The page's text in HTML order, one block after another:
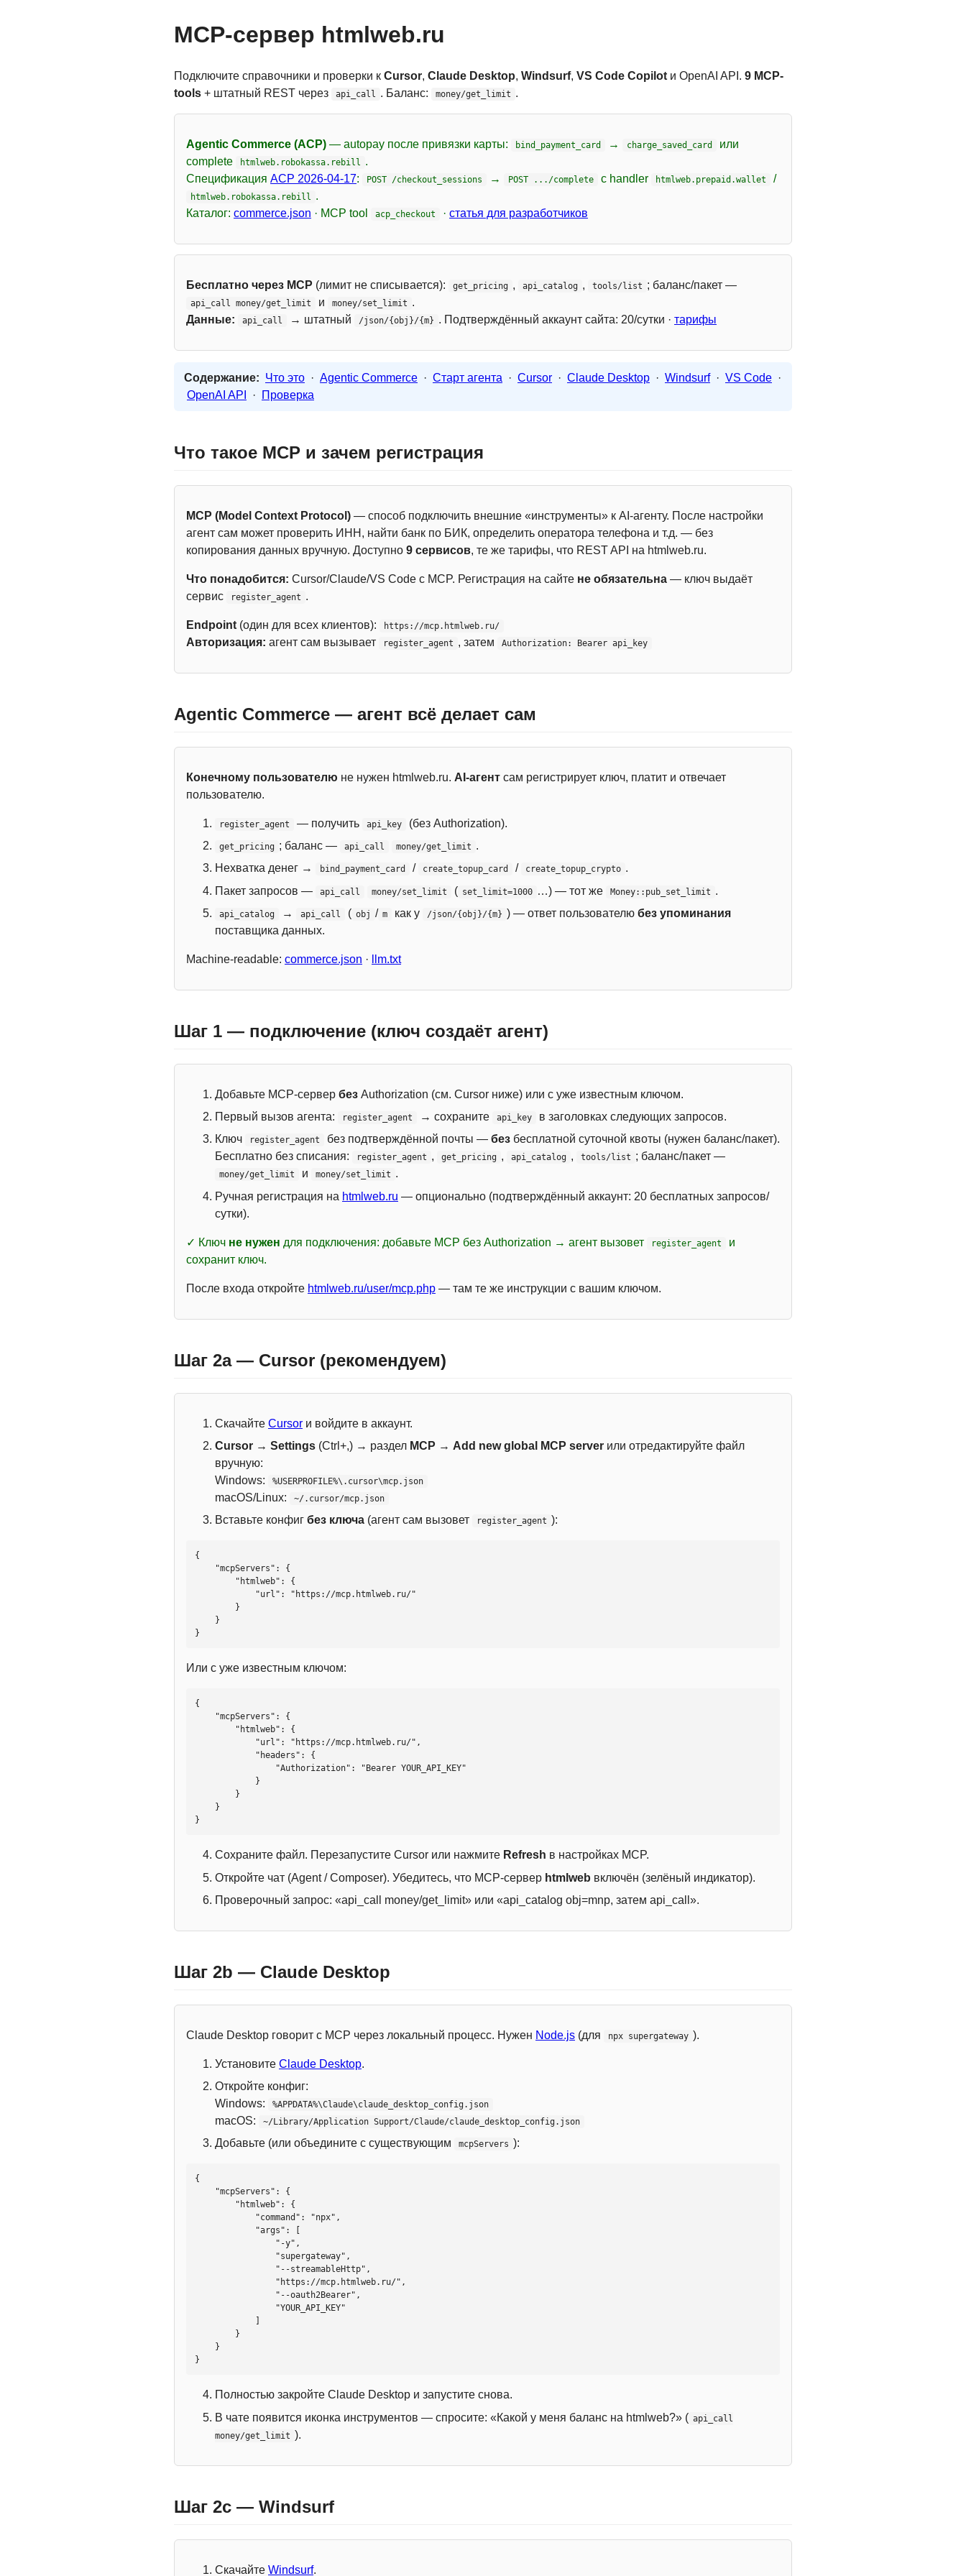
MCP-сервер htmlweb.ru
Подключите справочники и проверки к Cursor, Claude Desktop, Windsurf, VS Code Copilotи OpenAI API. 9 MCP-
tools + штатный REST через api_call . Баланс: money/get_limit .
Agentic Commerce (ACP) — autopay после привязки карты: bind_payment_card → charge_saved_card
или
complete
htmlweb.robokassa.rebill .
Спецификация ACP 2026-04-17: POST /checkout_sessions → POST .../complete с handler htmlweb.prepaid.wallet /
htmlweb.robokassa.rebill .
Каталог: commerce.json · MCP tool acp_checkout · статья для разработчиков
Бесплатно через MCP (лимит не списывается): get_pricing , api_catalog , tools/list ; баланс/пакет —
api_call money/get_limit и money/set_limit .
Данные:
api_call → штатный /json/{obj}/{m} . Подтверждённый аккаунт сайта: 20/сутки · тарифы
Содержание: Что это · Agentic Commerce · Старт агента · Cursor · Claude Desktop · Windsurf · VS Code ·
OpenAI API
· Проверка
Что такое MCP и зачем регистрация
MCP (Model Context Protocol) — способ подключить внешние «инструменты» к AI-агенту. После настройки
агент сам может проверить ИНН, найти банк по БИК, определить оператора телефона и т.д. — без
копирования данных вручную. Доступно 9 сервисов, те же тарифы, что REST API на htmlweb.ru.
Что понадобится: Cursor/Claude/VS Code с MCP. Регистрация на сайте не обязательна — ключ выдаёт
сервис
register_agent .
Endpoint (один для всех клиентов): https://mcp.htmlweb.ru/
Авторизация: агент сам вызывает register_agent , затем Authorization: Bearer api_key
Agentic Commerce — агент всё делает сам
Конечному пользователю не нужен htmlweb.ru. AI-агент сам регистрирует ключ, платит и отвечает
пользователю.
register_agent — получить api_key (без Authorization).
get_pricing ; баланс — api_call money/get_limit .
Нехватка денег →
bind_payment_card / create_topup_card / create_topup_crypto .
Пакет запросов —
api_call money/set_limit ( set_limit=1000 …) — тот же Money::pub_set_limit .
api_catalog → api_call ( obj / m как у /json/{obj}/{m} ) — ответ пользователю без упоминания
поставщика данных.
Machine-readable: commerce.json · llm.txt
Шаг 1 — подключение (ключ создаёт агент)
Добавьте MCP-сервер без Authorization (см. Cursor ниже) или с уже известным ключом.
Первый вызов агента:
register_agent → сохраните api_key
в заголовках следующих запросов.
Ключ
register_agent без подтверждённой почты — без бесплатной суточной квоты (нужен баланс/пакет).
Бесплатно без списания:
register_agent , get_pricing , api_catalog , tools/list ; баланс/пакет —
money/get_limit и money/set_limit .
Ручная регистрация на htmlweb.ru — опционально (подтверждённый аккаунт: 20 бесплатных запросов/
сутки).
✓ Ключ не нужен для подключения: добавьте MCP без Authorization → агент вызовет register_agent
и
сохранит ключ.
После входа откройте htmlweb.ru/user/mcp.php — там те же инструкции с вашим ключом.
Шаг 2a — Cursor (рекомендуем)
Скачайте Cursor и войдите в аккаунт.
Cursor → Settings (Ctrl+,) → раздел MCP → Add new global MCP server или отредактируйте файл
вручную:
Windows:
%USERPROFILE%\.cursor\mcp.json
macOS/Linux: ~/.cursor/mcp.json
Вставьте конфиг без ключа (агент сам вызовет register_agent ):
{
}
Или с уже известным ключом:
{
}
Сохраните файл. Перезапустите Cursor или нажмите Refresh в настройках MCP.
Откройте чат (Agent / Composer). Убедитесь, что MCP-сервер htmlweb включён (зелёный индикатор).
Проверочный запрос: «api_call money/get_limit» или «api_catalog obj=mnp, затем api_call».
Шаг 2b — Claude Desktop
Claude Desktop говорит с MCP через локальный процесс. Нужен Node.js (для npx supergateway ).
Установите Claude Desktop.
Откройте конфиг:
Windows:
%APPDATA%\Claude\claude_desktop_config.json
macOS: ~/Library/Application Support/Claude/claude_desktop_config.json
Добавьте (или объедините с существующим mcpServers ):
{
}
Полностью закройте Claude Desktop и запустите снова.
В чате появится иконка инструментов — спросите: «Какой у меня баланс на htmlweb?» ( api_call
money/get_limit ).
Шаг 2c — Windsurf
Скачайте Windsurf.